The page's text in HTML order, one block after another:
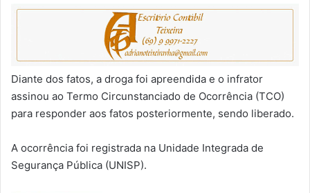
Diante dos fatos, a droga foi apreendida e o infrator
assinou ao Termo Circunstanciado de Ocorrência (TCO)
para responder aos fatos posteriormente, sendo liberado.
A ocorrência foi registrada na Unidade Integrada de
Segurança Pública (UNISP).